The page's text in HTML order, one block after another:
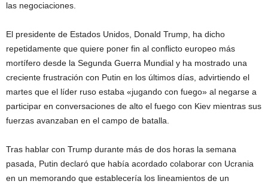
las negociaciones.
El presidente de Estados Unidos, Donald Trump, ha dicho
repetidamente que quiere poner fin al conflicto europeo más
mortífero desde la Segunda Guerra Mundial y ha mostrado una
creciente frustración con Putin en los últimos días, advirtiendo el
martes que el líder ruso estaba «jugando con fuego» al negarse a
participar en conversaciones de alto el fuego con Kiev mientras sus
fuerzas avanzaban en el campo de batalla.
Tras hablar con Trump durante más de dos horas la semana
pasada, Putin declaró que había acordado colaborar con Ucrania
en un memorando que establecería los lineamientos de un